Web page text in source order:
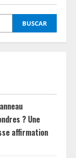
BUSCAR
? Une
affirmation